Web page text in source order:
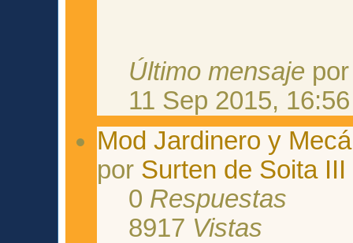
Último mensaje
11 Sep 2015, 16:56
Mod Jardinero y
por Surten de Soita III
0 Respuestas
8917 Vistas